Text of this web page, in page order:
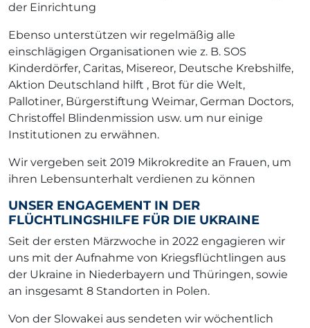
der Einrichtung
Ebenso unterstützen wir regelmäßig alle
einschlägigen Organisationen wie z. B. SOS
Kinderdörfer, Caritas, Misereor, Deutsche Krebshilfe,
Aktion Deutschland hilft , Brot für die Welt,
Pallotiner, Bürgerstiftung Weimar, German Doctors,
Christoffel Blindenmission usw. um nur einige
Institutionen zu erwähnen.
Wir vergeben seit 2019 Mikrokredite an Frauen, um
ihren Lebensunterhalt verdienen zu können
UNSER ENGAGEMENT IN DER
FLÜCHTLINGSHILFE FÜR DIE UKRAINE
Seit der ersten Märzwoche in 2022 engagieren wir
uns mit der Aufnahme von Kriegsflüchtlingen aus
der Ukraine in Niederbayern und Thüringen, sowie
an insgesamt 8 Standorten in Polen.
Von der Slowakei aus sendeten wir wöchentlich